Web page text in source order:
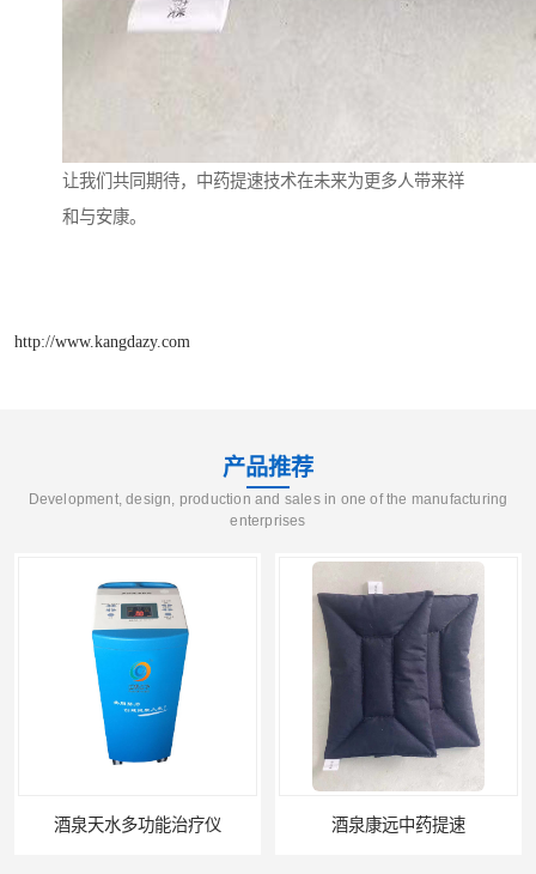
让我们共同期待，中药提速技术在未来为更多人带来祥
和与安康。
http://www.kangdazy.com
产品推荐
Development, design, production and sales in one of the manufacturing
enterprises
酒泉天水多功能治疗仪 酒泉康远中药提速